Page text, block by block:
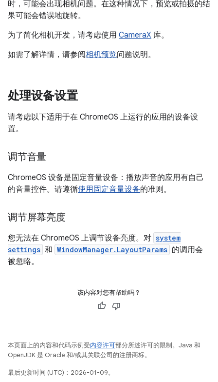
时，可能会出现相机问题。在这种情况下，预览或拍摄的结
果可能会错误地旋转。
为了简化相机开发，请考虑使用 CameraX 库。
如需了解详情，请参阅相机预览问题说明。
处理设备设置
请考虑以下适用于在 ChromeOS 上运行的应用的设备设
置。
调节音量
ChromeOS 设备是固定音量设备：播放声音的应用有自己
的音量控件。 请遵循使用固定音量设备的准则。
调节屏幕亮度
您无法在 ChromeOS 上调节设备亮度。对 system
settings 和 WindowManager.LayoutParams 的调用会
被忽略。
该内容对您有帮助吗？
本页面上的内容和代码示例受内容许可部分所述许可的限制。Java 和
OpenJDK 是 Oracle 和/或其关联公司的注册商标。
最后更新时间 (UTC)：2026-01-09。